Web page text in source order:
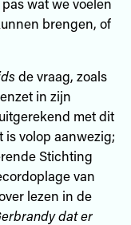
brengen, of
de vraag, zoals
in zijn
met dit
is volop aanwezig;
Stichting
van
lezen in de
dat er